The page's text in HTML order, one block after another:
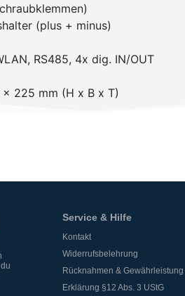
(plus + minus)
RS485, 4x dig. IN/OUT
225 mm (H x B x T)
Service & Hilfe
Kontakt
Widerrufsbelehrung
Rücknahmen & Gewährleistung
Erklärung §12 Abs. 3 UStG